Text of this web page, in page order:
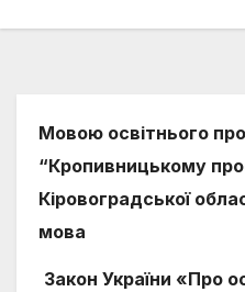
Мовою освітнього
“Кропивницькому
Кіровоградської
мова
Закон України «Про